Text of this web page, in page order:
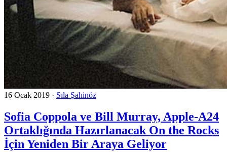
16 Ocak 2019 · Sıla Şahinöz
Sofia Coppola ve Bill Murray, Apple-A24
Ortaklığında Hazırlanacak On the Rocks
İçin Yeniden Bir Araya Geliyor